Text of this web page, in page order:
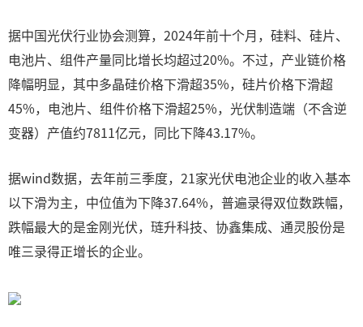
据中国光伏行业协会测算，2024年前十个月，硅料、硅片、
电池片、组件产量同比增长均超过20%。不过，产业链价格
降幅明显，其中多晶硅价格下滑超35%，硅片价格下滑超
45%，电池片、组件价格下滑超25%，光伏制造端（不含逆
变器）产值约7811亿元，同比下降43.17%。
据wind数据，去年前三季度，21家光伏电池企业的收入基本
以下滑为主，中位值为下降37.64%，普遍录得双位数跌幅，
跌幅最大的是金刚光伏，琏升科技、协鑫集成、通灵股份是
唯三录得正增长的企业。